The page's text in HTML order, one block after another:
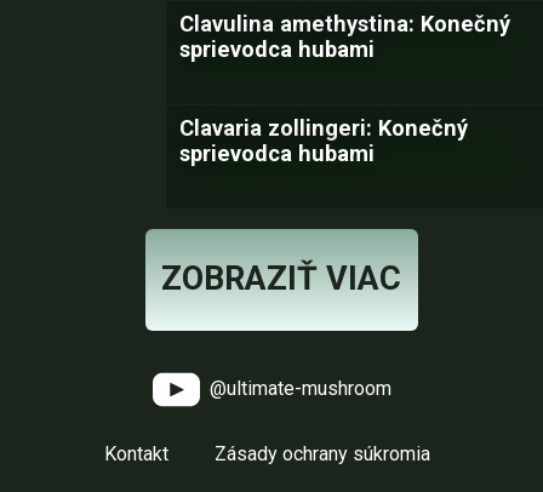
Clavulina amethystina: Konečný
sprievodca hubami
Clavaria zollingeri: Konečný
sprievodca hubami
ZOBRAZIŤ VIAC
@ultimate-mushroom
Kontakt Zásady ochrany súkromia